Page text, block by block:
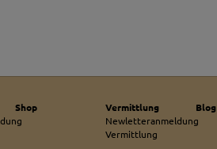
Ihrem Besuch
auf dieser
Shop
Vermittlung
Newletteranmeldung
Vermittlung
Blog